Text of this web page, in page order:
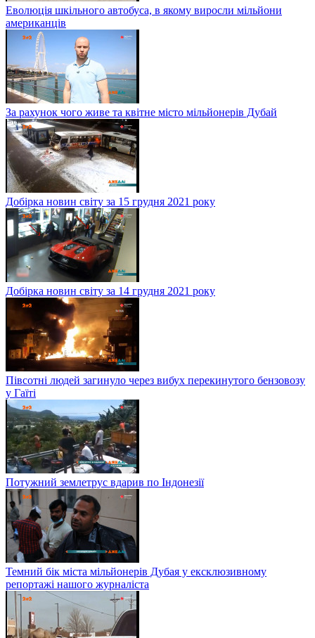
Еволюція шкільного автобуса, в якому виросли мільйони
американців
За рахунок чого живе та квітне місто мільйонерів Дубай
Добірка новин світу за 15 грудня 2021 року
Добірка новин світу за 14 грудня 2021 року
Півсотні людей загинуло через вибух перекинутого бензовозу
у Гаїті
Потужний землетрус вдарив по Індонезії
Темний бік міста мільйонерів Дубая у ексклюзивному
репортажі нашого журналіста